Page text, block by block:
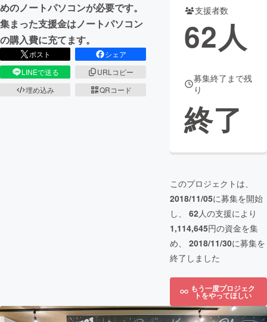
めのノートパソコンが必要です。
集まった支援金はノートパソコン
の購入費に充てます。
ポスト
シェア
LINEで送る
URLコピー
埋め込み
QRコード
支援者数
62人
募集終了まで残
り
終了
このプロジェクトは、
2018/11/05に募集を開始
し、 62人の支援により
1,114,645円の資金を集
め、 2018/11/30に募集を
終了しました
もう一度プロジェク
トをやってほしい